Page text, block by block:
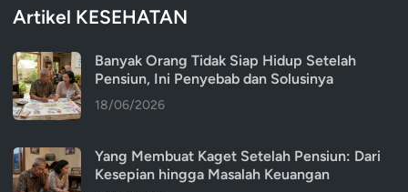
Artikel KESEHATAN
Banyak Orang Tidak Siap Hidup Setelah
Pensiun, Ini Penyebab dan Solusinya
18/06/2026
Yang Membuat Kaget Setelah Pensiun: Dari
Kesepian hingga Masalah Keuangan